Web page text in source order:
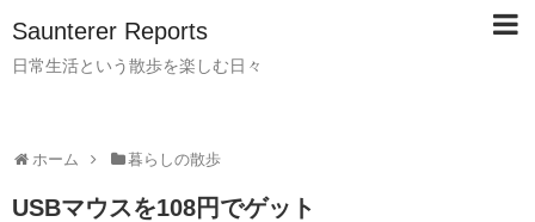
Saunterer Reports
日常生活という散歩を楽しむ日々
ホーム 暮らしの散歩
USBマウスを108円でゲット